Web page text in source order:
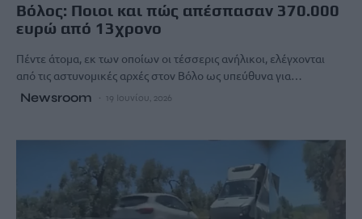
Βόλος: Ποιοι και πώς απέσπασαν 370.000
ευρώ από 13χρονο
Πέντε άτομα, εκ των οποίων οι τέσσερις ανήλικοι, ελέγχονται
από τις αστυνομικές αρχές στον Βόλο ως υπεύθυνα για…
Newsroom 19 Ιουνίου, 2026